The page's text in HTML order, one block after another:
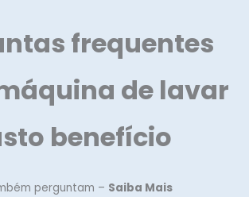
frequentes
de lavar
benefício
perguntam – Saiba Mais